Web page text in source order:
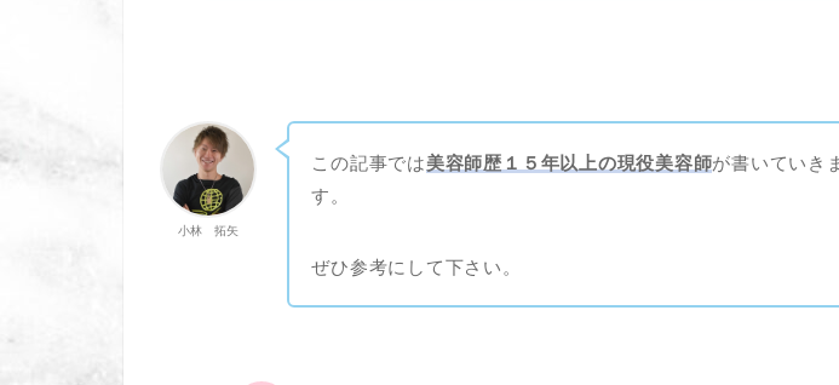
小林 拓矢
この記事では美容師歴１５年以上の現役美容師が書いていき
す。
ぜひ参考にして下さい。